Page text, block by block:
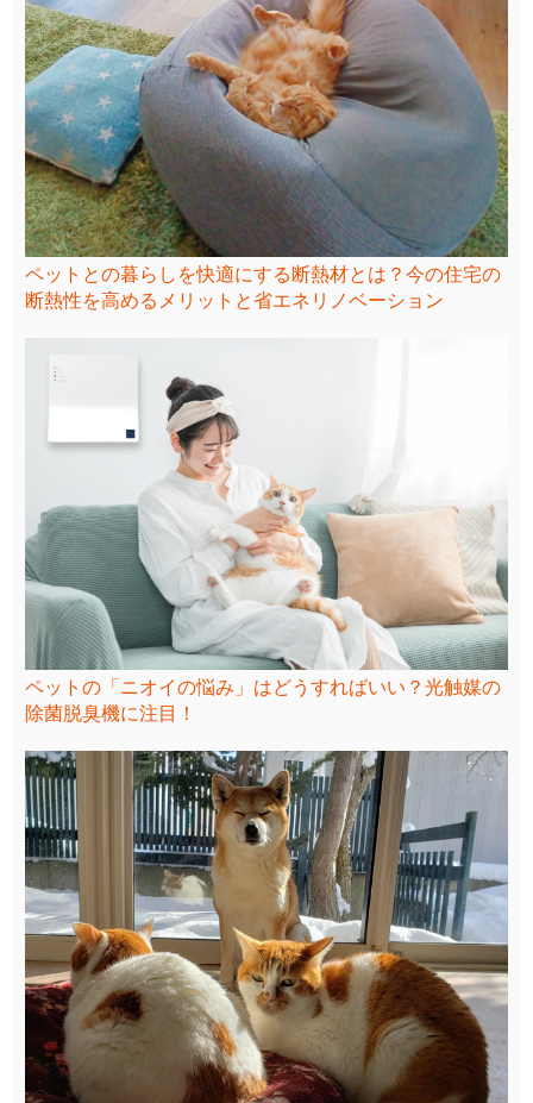
ペットとの暮らしを快適にする断熱材とは？今の住宅の
断熱性を高めるメリットと省エネリノベーション
ペットの「ニオイの悩み」はどうすればいい？光触媒の
除菌脱臭機に注目！